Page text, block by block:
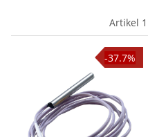
Artikel
-37.7%